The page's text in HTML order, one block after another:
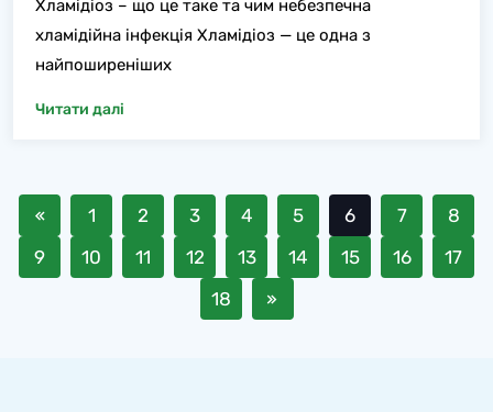
Хламідіоз – що це таке та чим небезпечна
хламідійна інфекція Хламідіоз — це одна з
найпоширеніших
Читати далі
1 2 3 4 5 6 7
8
9
10 11 12 13 14 15 16
17
18